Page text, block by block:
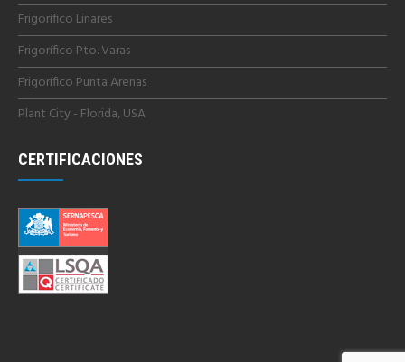
Frigorífico Linares
Frigorífico Pto. Varas
Frigorífico Punta Arenas
Plant City - Florida, USA
CERTIFICACIONES